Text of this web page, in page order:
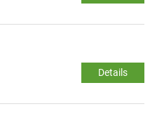
Details